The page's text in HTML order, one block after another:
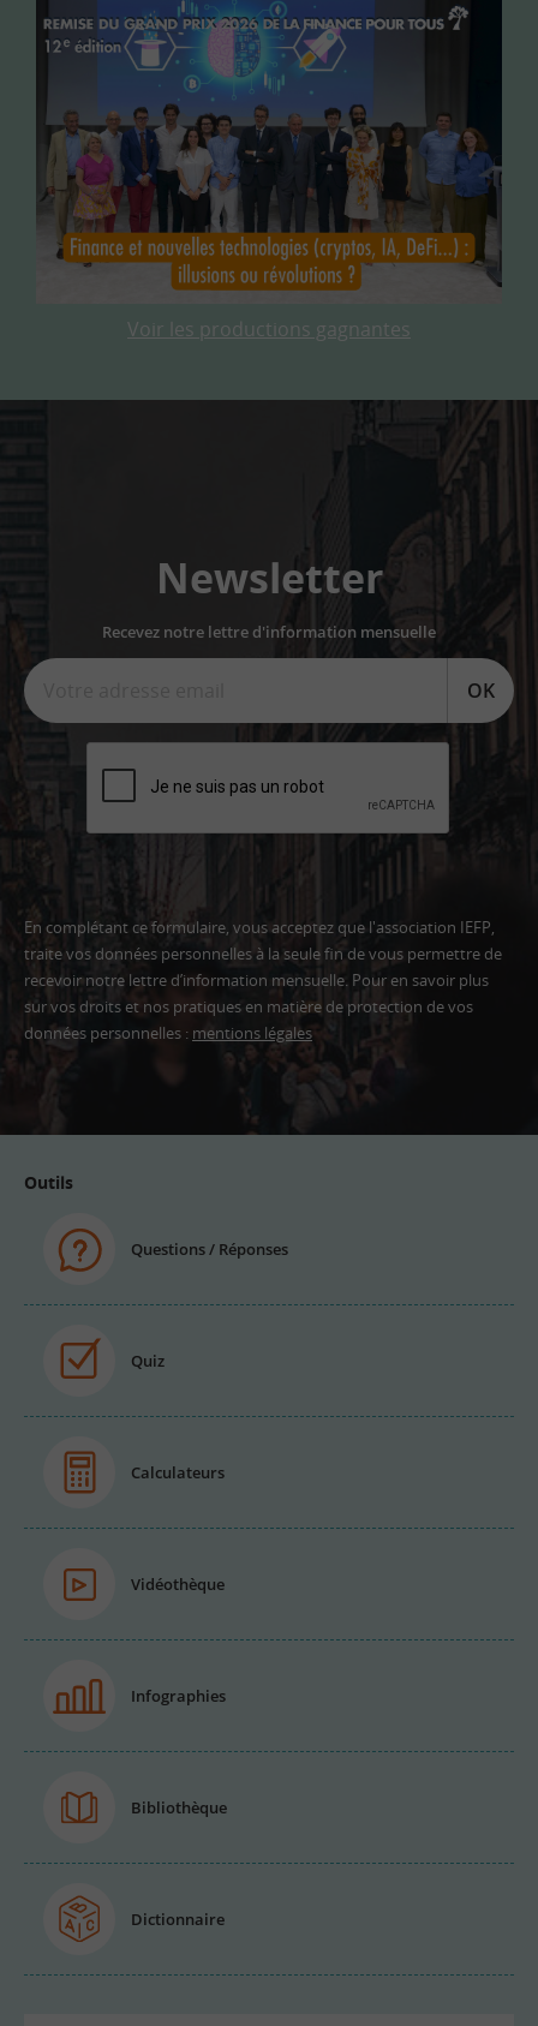
Voir les productions gagnantes
Newsletter
Recevez notre lettre d'information mensuelle
OK
En complétant ce formulaire, vous acceptez que l'association IEFP,
traite vos données personnelles à la seule fin de vous permettre de
recevoir notre lettre d’information mensuelle. Pour en savoir plus
sur vos droits et nos pratiques en matière de protection de vos
données personnelles : mentions légales
Outils
Questions / Réponses
Quiz
Calculateurs
Vidéothèque
Infographies
Bibliothèque
Dictionnaire